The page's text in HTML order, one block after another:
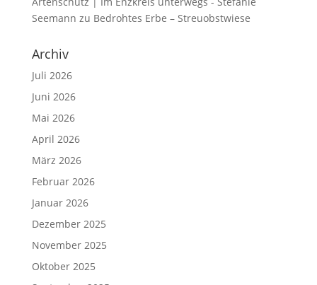
Seemann zu Bedrohtes Erbe – Streuobstwiese
Archiv
Juli 2026
Juni 2026
Mai 2026
April 2026
März 2026
Februar 2026
Januar 2026
Dezember 2025
November 2025
Oktober 2025